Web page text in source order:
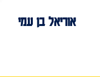
אוריאל בן עמי